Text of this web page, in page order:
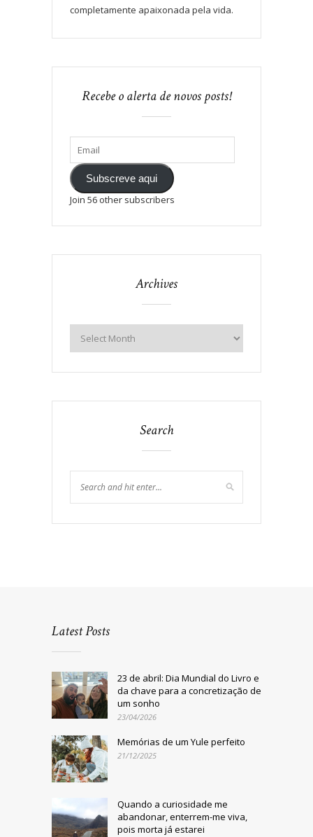
completamente apaixonada pela vida.
Recebe o alerta de novos posts!
Subscreve aqui
Join 56 other subscribers
Archives
Search
Latest Posts
23 de abril: Dia Mundial do Livro e
da chave para a concretização de
um sonho
23/04/2026
Memórias de um Yule perfeito
21/12/2025
Quando a curiosidade me
abandonar, enterrem-me viva,
pois morta já estarei